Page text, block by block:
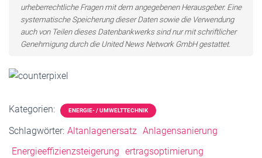
urheberrechtliche Fragen mit dem angegebenen Herausgeber. Eine
systematische Speicherung dieser Daten sowie die Verwendung
auch von Teilen dieses Datenbankwerks sind nur mit schriftlicher
Genehmigung durch die United News Network GmbH gestattet.
Kategorien: ENERGIE- / UMWELTTECHNIK
Schlagwörter: Altanlagenersatz Anlagensanierung
Energieeffizienzsteigerung ertragsoptimierung